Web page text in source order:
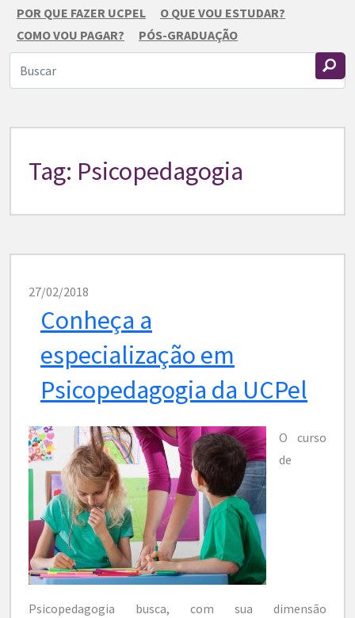
POR QUE FAZER UCPEL
O QUE VOU ESTUDAR?
COMO VOU PAGAR?
PÓS-GRADUAÇÃO
Tag: Psicopedagogia
27/02/2018
Conheça a
especialização em
Psicopedagogia da UCPel
O curso
de
Psicopedagogia busca, com sua dimensão